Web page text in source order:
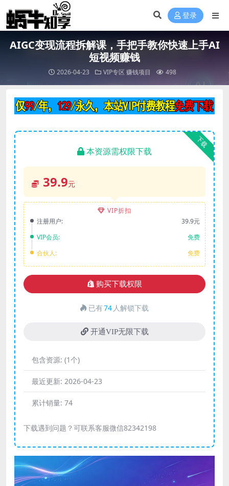
登录
AIGC变现流程拆解课，手把手教你快速上手AI
短视频赚钱
2026-04-23 VIP专区 赚钱项目 498
下载
本资源需权限下载
39.9元
VIP折扣
注册用户:
39.9元
VIP会员:
免费
合伙人:
免费
购买下载权限
已有74 人解锁下载
开通VIP无限下载
包含资源: (1个)
最近更新: 2026-04-23
累计销量: 74
下载遇到问题？可联系客服微信82342198